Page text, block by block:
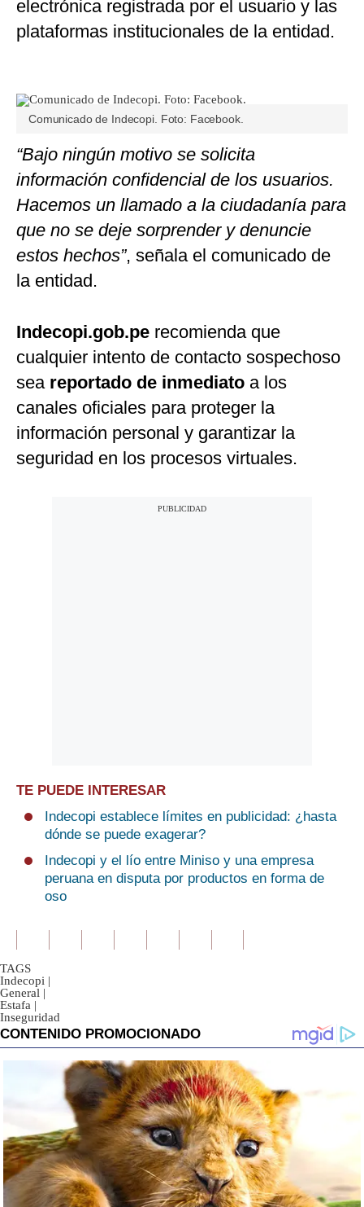
electrónica registrada por el usuario y las
plataformas institucionales de la entidad.
Comunicado de Indecopi. Foto: Facebook.
“Bajo ningún motivo se solicita
información confidencial de los usuarios.
Hacemos un llamado a la ciudadanía para
que no se deje sorprender y denuncie
estos hechos”, señala el comunicado de
la entidad.
Indecopi.gob.pe recomienda que
cualquier intento de contacto sospechoso
sea reportado de inmediato a los
canales oficiales para proteger la
información personal y garantizar la
seguridad en los procesos virtuales.
TE PUEDE INTERESAR
Indecopi establece límites en publicidad: ¿hasta
dónde se puede exagerar?
Indecopi y el lío entre Miniso y una empresa
peruana en disputa por productos en forma de
oso
TAGS
Indecopi |
General |
Estafa |
Inseguridad